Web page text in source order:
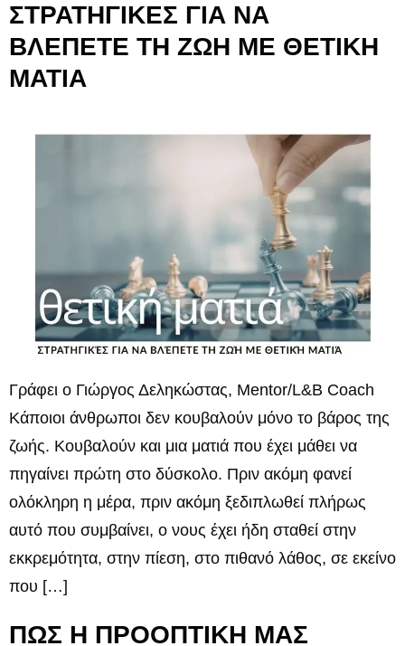
ΣΤΡΑΤΗΓΙΚΕΣ ΓΙΑ ΝΑ
ΒΛΕΠΕΤΕ ΤΗ ΖΩΗ ΜΕ ΘΕΤΙΚΗ
ΜΑΤΙΑ
Γράφει ο Γιώργος Δεληκώστας, Mentor/L&B Coach
Κάποιοι άνθρωποι δεν κουβαλούν μόνο το βάρος της
ζωής. Κουβαλούν και μια ματιά που έχει μάθει να
πηγαίνει πρώτη στο δύσκολο. Πριν ακόμη φανεί
ολόκληρη η μέρα, πριν ακόμη ξεδιπλωθεί πλήρως
αυτό που συμβαίνει, ο νους έχει ήδη σταθεί στην
εκκρεμότητα, στην πίεση, στο πιθανό λάθος, σε εκείνο
που […]
ΠΩΣ Η ΠΡΟΟΠΤΙΚΗ ΜΑΣ